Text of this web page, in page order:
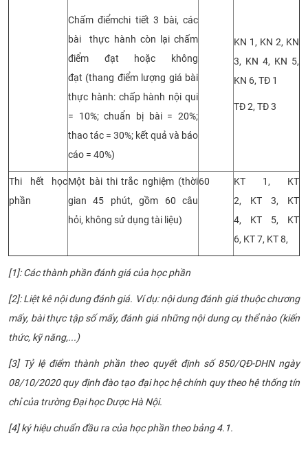
Chấm điểmchi tiết 3 bài, các
bài
thực hành còn lại chấm
điểm đạt hoặc không
đạt (thang điểm lượng giá bài
thực hành: chấp hành nội qui
= 10%; chuẩn bị bài = 20%;
thao tác = 30%; kết quả và báo
cáo = 40%)
KN 1, KN 2, KN
3, KN 4, KN 5,
KN 6, TĐ 1
TĐ 2, TĐ 3
Thi hết học
phần
Một bàithitrắc nghiệm (thời
gian 45 phút,gồm 60 câu
hỏi, không sử dụng tài liệu)
60
KT 1, KT
2, KT 3, KT
4, KT 5, KT
6, KT7, KT8,
[1]: Các thành phần đánh giá của học phần
[2]: Liệt kê nội dung đánh giá. Ví dụ: nội dung đánh giá thuộc chương
mấy, bài thực tập số mấy, đánh giá những nội dung cụ thể nào (kiến
thức, kỹ năng,...)
[3] Tỷ lệ điểm thành phần theo quyết định số 850/QĐ-DHN ngày
08/10/2020 quy định đào tạo đại học hệ chính quy theo hệ thống tín
chỉ của trường Đại học Dược Hà Nội.
[4] ký hiệu chuẩn đầu ra của học phần theo bảng 4.1.